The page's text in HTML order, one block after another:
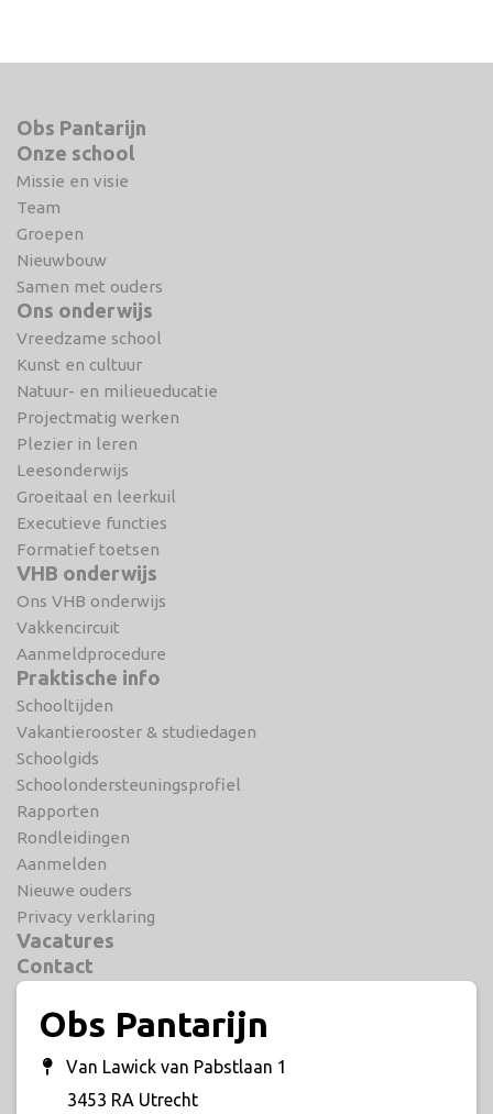
Obs Pantarijn
Onze school
Missie en visie
Team
Groepen
Nieuwbouw
Samen met ouders
Ons onderwijs
Vreedzame school
Kunst en cultuur
Natuur- en milieueducatie
Projectmatig werken
Plezier in leren
Leesonderwijs
Groeitaal en leerkuil
Executieve functies
Formatief toetsen
VHB onderwijs
Ons VHB onderwijs
Vakkencircuit
Aanmeldprocedure
Praktische info
Schooltijden
Vakantierooster & studiedagen
Schoolgids
Schoolondersteuningsprofiel
Rapporten
Rondleidingen
Aanmelden
Nieuwe ouders
Privacy verklaring
Vacatures
Contact
Obs Pantarijn
Van Lawick van Pabstlaan 1
3453 RA Utrecht